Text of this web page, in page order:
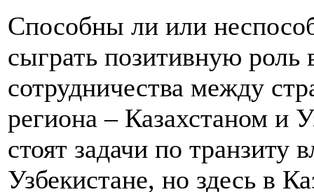
Способны ли или
сыграть позитивную роль
сотрудничества между
региона – Казахстаном и
стоят задачи по транзиту
Узбекистане, но здесь в